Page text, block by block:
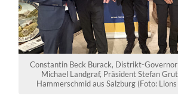
Constantin Beck Burack, Distrikt-
Michael Landgraf, Präsident Stefan
Hammerschmid aus Salzburg (Foto: